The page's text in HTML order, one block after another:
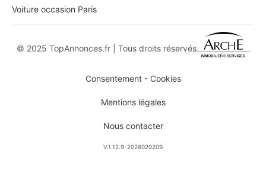
Voiture occasion Paris
© 2025 TopAnnonces.fr | Tous droits réservés
Consentement - Cookies
Mentions légales
Nous contacter
V.1.12.9-2026020209